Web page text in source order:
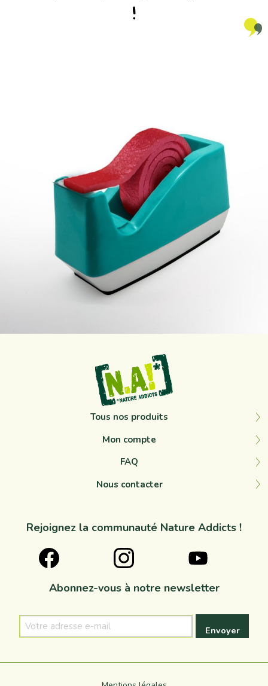
!
Tous nos produits
Mon compte
FAQ
Nous contacter
Rejoignez la communauté Nature Addicts !
Abonnez-vous à notre newsletter
Votre
adresse